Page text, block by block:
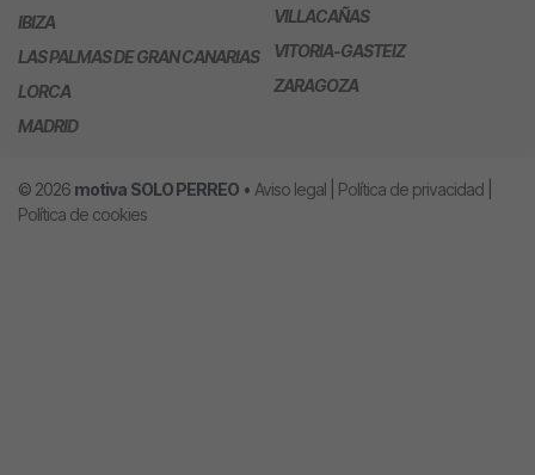
IBIZA
LAS PALMAS DE GRAN CANARIAS
LORCA
MADRID
VILLACAÑAS
VITORIA-GASTEIZ
ZARAGOZA
© 2026 motiva SOLO PERREO • Aviso legal Política de privacidad
Política de cookies